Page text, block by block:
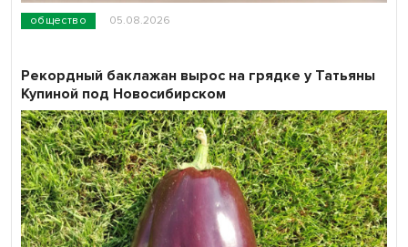
общество 05.08.2026
Рекордный баклажан вырос на грядке у Татьяны
Купиной под Новосибирском